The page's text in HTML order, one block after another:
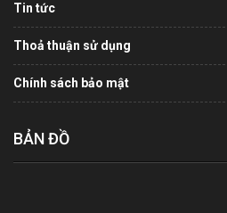
Tin tức
Thoả thuận sử dụng
Chính sách bảo mật
BẢN ĐỒ